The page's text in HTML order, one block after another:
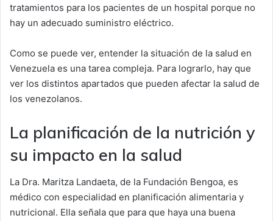
tratamientos para los pacientes de un hospital porque no
hay un adecuado suministro eléctrico.
Como se puede ver, entender la situación de la salud en
Venezuela es una tarea compleja. Para lograrlo, hay que
ver los distintos apartados que pueden afectar la salud de
los venezolanos.
La planificación de la nutrición y
su impacto en la salud
La Dra. Maritza Landaeta, de la Fundación Bengoa, es
médico con especialidad en planificación alimentaria y
nutricional. Ella señala que para que haya una buena